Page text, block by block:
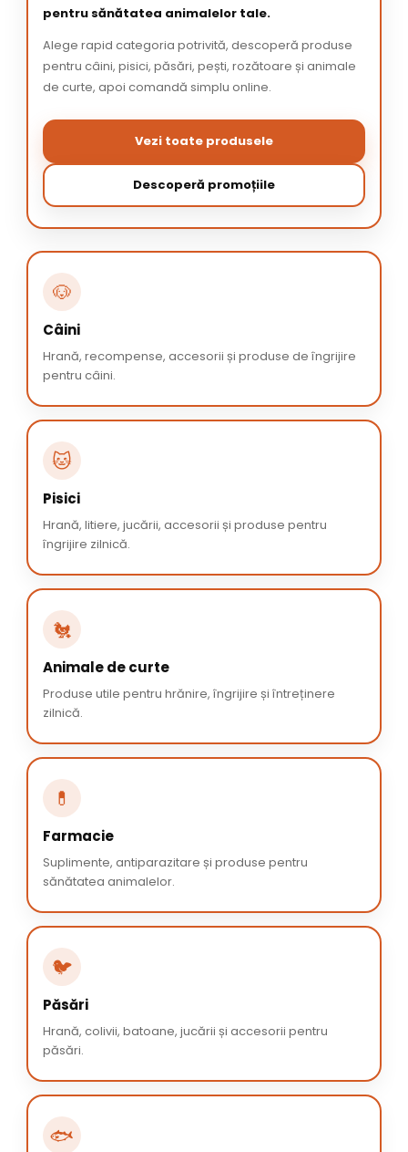
pentru sănătatea animalelor tale.
Alege rapid categoria potrivită, descoperă produse
pentru câini, pisici, păsări, pești, rozătoare și animale
de curte, apoi comandă simplu online.
Vezi toate produsele
Descoperă promoțiile
🐶
Câini
Hrană, recompense, accesorii și produse de îngrijire
pentru câini.
🐱
Pisici
Hrană, litiere, jucării, accesorii și produse pentru
îngrijire zilnică.
🐔
Animale de curte
Produse utile pentru hrănire, îngrijire și întreținere
zilnică.
💊
Farmacie
Suplimente, antiparazitare și produse pentru
sănătatea animalelor.
🐦
Păsări
Hrană, colivii, batoane, jucării și accesorii pentru
păsări.
🐟